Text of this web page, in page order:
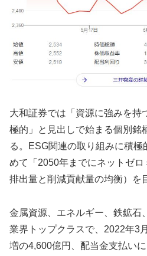
大和証券では「資源に強みを持
極的」と見出しで始まる個別銘
る。ESG関連の取り組みに積極
めて「2050年までにネットゼ
排出量と削減貢献量の均衡）を
金属資源、エネルギー、鉄鉱石
業界トップクラスで、2022年3
増の4,600億円、配当金支払い